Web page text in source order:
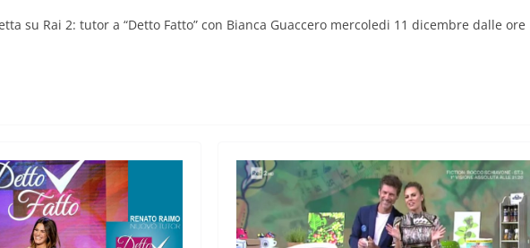
su Rai 2: tutor a “Detto Fatto” con Bianca Guaccero mercoledi 11 dicembre dalle ore